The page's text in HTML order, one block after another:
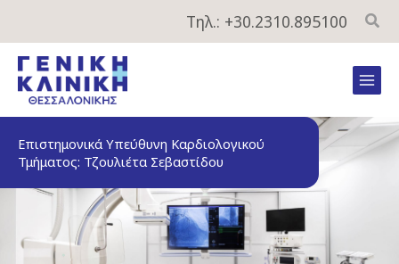
περιεχόμενο
Τηλ.: +30.2310.895100
Επιστημονικά Υπεύθυνη Καρδιολογικού
Τμήματος: Τζουλιέτα Σεβαστίδου